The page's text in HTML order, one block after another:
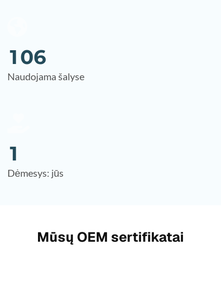
Naudojama šalyse
106
Dėmesys: jūs
1
Mūsų OEM sertifikatai